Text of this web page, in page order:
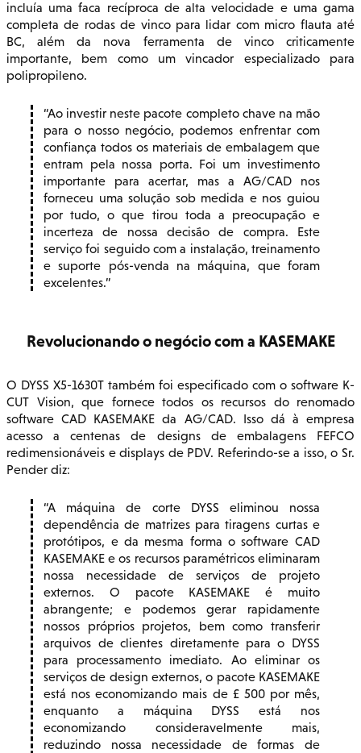
incluía uma faca recíproca de alta velocidade e uma gama
completa de rodas de vinco para lidar com micro flauta até
BC, além da nova ferramenta de vinco criticamente
importante, bem como um vincador especializado para
polipropileno.
Ao investir neste pacote completo chave na mão
para o nosso negócio, podemos enfrentar com
confiança todos os materiais de embalagem que
entram pela nossa porta. Foi um investimento
importante para acertar, mas a AG/CAD nos
forneceu uma solução sob medida e nos guiou
por tudo, o que tirou toda a preocupação e
incerteza de nossa decisão de compra. Este
serviço foi seguido com a instalação, treinamento
e suporte pós-venda na máquina, que foram
excelentes.
Revolucionando o negócio com a KASEMAKE
O DYSS X5-1630T também foi especificado com o software K-
CUT Vision, que fornece todos os recursos do renomado
software CAD KASEMAKE da AG/CAD. Isso dá à empresa
acesso a centenas de designs de embalagens FEFCO
redimensionáveis e displays de PDV. Referindo-se a isso, o Sr.
Pender diz:
A máquina de corte DYSS eliminou nossa
dependência de matrizes para tiragens curtas e
protótipos, e da mesma forma o software CAD
KASEMAKE e os recursos paramétricos eliminaram
nossa necessidade de serviços de projeto
externos. O pacote KASEMAKE é muito
abrangente; e podemos gerar rapidamente
nossos próprios projetos, bem como transferir
arquivos de clientes diretamente para o DYSS
para processamento imediato. Ao eliminar os
serviços de design externos, o pacote KASEMAKE
está nos economizando mais de £ 500 por mês,
enquanto a máquina DYSS está nos
economizando consideravelmente mais,
reduzindo nossa necessidade de formas de